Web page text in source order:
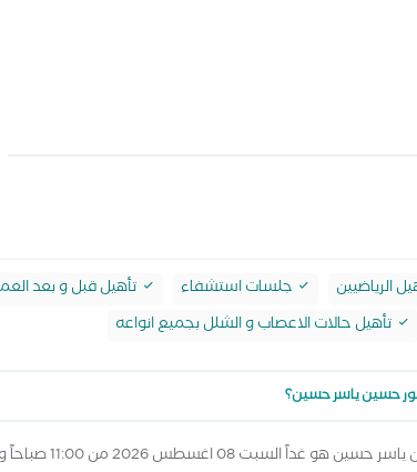
الرياضيين جلسات استشفاء تأهيل قبل و بعد
تأهيل حالات الاعصاب و الشلل بجميع انواعه
حسين ياسر حسين؟
صباحاً وتقدر تشوف كل المواعيد المتاحة من خلال عرض المواعيد أعلاه